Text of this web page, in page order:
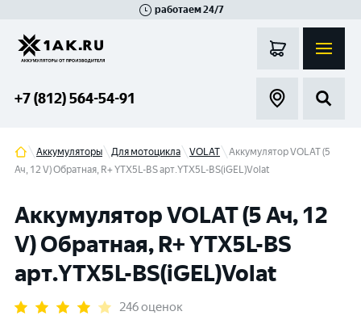
работаем 24/7
+7 (812) 564-54-91
Аккумуляторы Для мотоцикла VOLAT
Аккумулятор VOLAT (5
Ач, 12 V) Обратная, R+ YTX5L-BS арт.YTX5L-BS(iGEL)Volat
Аккумулятор VOLAT (5 Ач, 12
V) Обратная, R+ YTX5L-BS
арт.YTX5L-BS(iGEL)Volat
246 оценок
Гатчина